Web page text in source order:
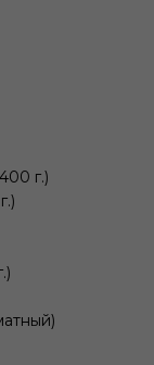
г.)